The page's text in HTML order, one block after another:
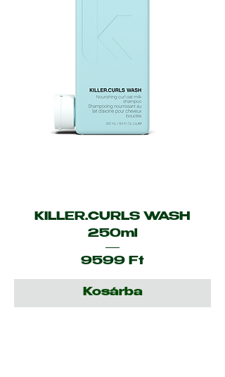
KILLER.CURLS WASH
250ml
Ár
9599 Ft
Kosárba